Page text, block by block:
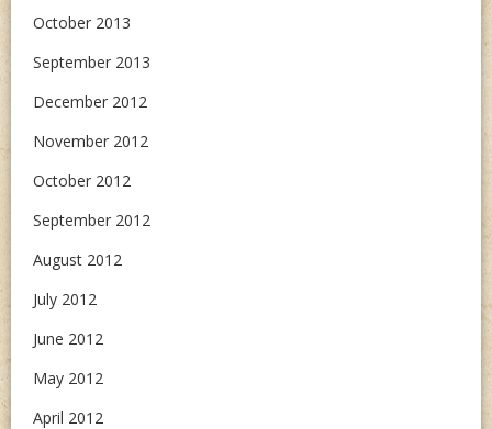
October 2013
September 2013
December 2012
November 2012
October 2012
September 2012
August 2012
July 2012
June 2012
May 2012
April 2012